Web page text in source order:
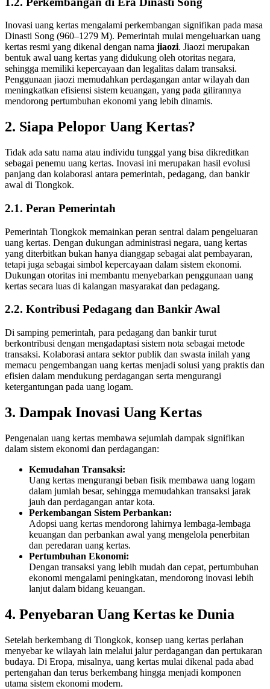
Inovasi uang kertas mengalami perkembangan signifikan pada masa
Dinasti Song (960–1279 M). Pemerintah mulai mengeluarkan uang
kertas resmi yang dikenal dengan nama jiaozi. Jiaozi merupakan
bentuk awal uang kertas yang didukung oleh otoritas negara,
sehingga memiliki kepercayaan dan legalitas dalam transaksi.
Penggunaan jiaozi memudahkan perdagangan antar wilayah dan
meningkatkan efisiensi sistem keuangan, yang pada gilirannya
mendorong pertumbuhan ekonomi yang lebih dinamis.
2. Siapa Pelopor Uang Kertas?
Tidak ada satu nama atau individu tunggal yang bisa dikreditkan
sebagai penemu uang kertas. Inovasi ini merupakan hasil evolusi
panjang dan kolaborasi antara pemerintah, pedagang, dan bankir
awal di Tiongkok.
2.1. Peran Pemerintah
Pemerintah Tiongkok memainkan peran sentral dalam pengeluaran
uang kertas. Dengan dukungan administrasi negara, uang kertas
yang diterbitkan bukan hanya dianggap sebagai alat pembayaran,
tetapi juga sebagai simbol kepercayaan dalam sistem ekonomi.
Dukungan otoritas ini membantu menyebarkan penggunaan uang
kertas secara luas di kalangan masyarakat dan pedagang.
2.2. Kontribusi Pedagang dan Bankir Awal
Di samping pemerintah, para pedagang dan bankir turut
berkontribusi dengan mengadaptasi sistem nota sebagai metode
transaksi. Kolaborasi antara sektor publik dan swasta inilah yang
memacu pengembangan uang kertas menjadi solusi yang praktis dan
efisien dalam mendukung perdagangan serta mengurangi
ketergantungan pada uang logam.
3. Dampak Inovasi Uang Kertas
Pengenalan uang kertas membawa sejumlah dampak signifikan
dalam sistem ekonomi dan perdagangan:
Kemudahan Transaksi:
Uang kertas mengurangi beban fisik membawa uang logam
dalam jumlah besar, sehingga memudahkan transaksi jarak
jauh dan perdagangan antar kota.
Perkembangan Sistem Perbankan:
Adopsi uang kertas mendorong lahirnya lembaga-lembaga
keuangan dan perbankan awal yang mengelola penerbitan
dan peredaran uang kertas.
Pertumbuhan Ekonomi:
Dengan transaksi yang lebih mudah dan cepat, pertumbuhan
ekonomi mengalami peningkatan, mendorong inovasi lebih
lanjut dalam bidang keuangan.
4. Penyebaran Uang Kertas ke Dunia
Setelah berkembang di Tiongkok, konsep uang kertas perlahan
menyebar ke wilayah lain melalui jalur perdagangan dan pertukaran
budaya. Di Eropa, misalnya, uang kertas mulai dikenal pada abad
pertengahan dan terus berkembang hingga menjadi komponen
utama sistem ekonomi modern.